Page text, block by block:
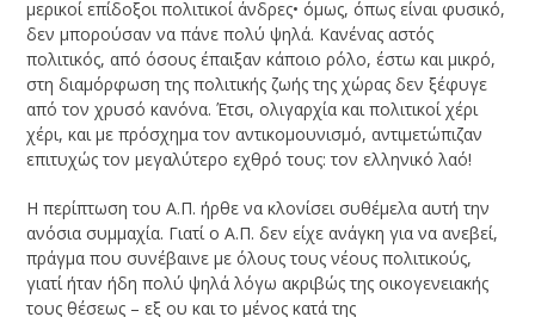
μερικοί επίδοξοι πολιτικοί άνδρες• όμως, όπως είναι φυσικό,
δεν μπορούσαν να πάνε πολύ ψηλά. Κανένας αστός
πολιτικός, από όσους έπαιξαν κάποιο ρόλο, έστω και μικρό,
στη διαμόρφωση της πολιτικής ζωής της χώρας δεν ξέφυγε
από τον χρυσό κανόνα. Έτσι, ολιγαρχία και πολιτικοί χέρι
χέρι, και με πρόσχημα τον αντικομουνισμό, αντιμετώπιζαν
επιτυχώς τον μεγαλύτερο εχθρό τους: τον ελληνικό λαό!
Η περίπτωση του Α.Π. ήρθε να κλονίσει συθέμελα αυτή την
ανόσια συμμαχία. Γιατί ο Α.Π. δεν είχε ανάγκη για να ανεβεί,
πράγμα που συνέβαινε με όλους τους νέους πολιτικούς,
γιατί ήταν ήδη πολύ ψηλά λόγω ακριβώς της οικογενειακής
τους θέσεως – εξ ου και το μένος κατά της